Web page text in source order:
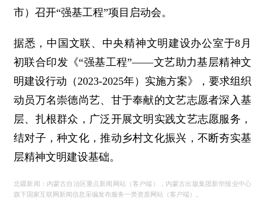
市）召开“强基工程”项目启动会。
据悉，中国文联、中央精神文明建设办公室于8月
初联合印发《“强基工程”——文艺助力基层精神文
明建设行动（2023-2025年）实施方案》，要求组织
动员万名崇德尚艺、甘于奉献的文艺志愿者深入基
层、扎根群众，广泛开展文明实践文艺志愿服务，
结对子，种文化，推动乡村文化振兴，不断夯实基
层精神文明建设基础。
北疆新闻：内蒙古自治区重点新闻网站（客户端），内蒙古出版集团新华报业中心
旗下国家互联网新闻信息采编发布服务一类资质网站（客户端）。